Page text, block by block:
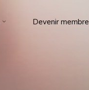
Devenir membre